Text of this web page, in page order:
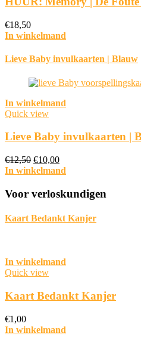
€18,50
In winkelmand
Lieve Baby invulkaarten | Blauw
In winkelmand
Quick view
Lieve Baby invulkaarten |
€12,50 Oorspronkelijke
prijs
€12,50.
€10,00Huidige
prijs
€10,00.
In winkelmand
Voor verloskundigen
Kaart Bedankt Kanjer
In winkelmand
Quick view
Kaart Bedankt Kanjer
€1,00
In winkelmand